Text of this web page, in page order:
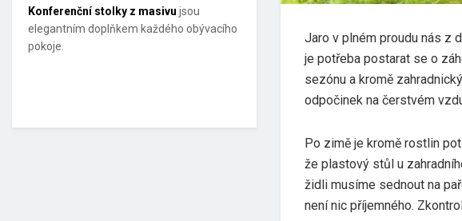
Jaro v plném proudu nás z
je potřeba postarat se o
sezónu a kromě
odpočinek na čerstvém
Po zimě je kromě rostlin
že plastový stůl u
židli musíme sednout na
není nic příjemného.
Konferenční stolky z masivu jsou
elegantním doplňkem každého obývacího
pokoje.